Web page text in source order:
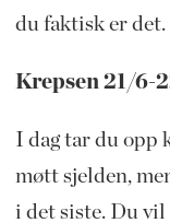
du faktisk er det.
Krepsen 21/6-
I dag tar du opp
møtt sjelden,
i det siste. Du